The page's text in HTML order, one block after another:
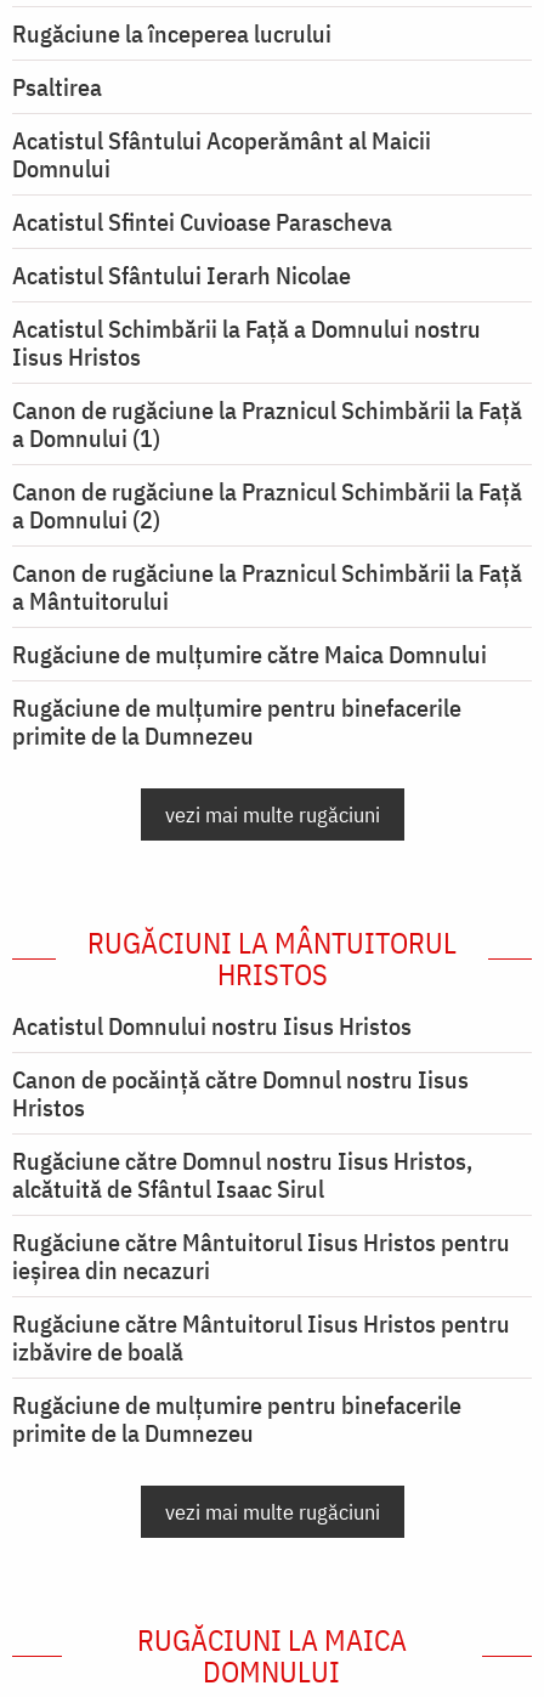
Rugăciune la începerea lucrului
Psaltirea
Acatistul Sfântului Acoperământ al Maicii
Domnului
Acatistul Sfintei Cuvioase Parascheva
Acatistul Sfântului Ierarh Nicolae
Acatistul Schimbării la Faţă a Domnului nostru
Iisus Hristos
Canon de rugăciune la Praznicul Schimbării la Faţă
a Domnului (1)
Canon de rugăciune la Praznicul Schimbării la Faţă
a Domnului (2)
Canon de rugăciune la Praznicul Schimbării la Față
a Mântuitorului
Rugăciune de mulţumire către Maica Domnului
Rugăciune de mulțumire pentru binefacerile
primite de la Dumnezeu
vezi mai multe rugăciuni
RUGĂCIUNI LA MÂNTUITORUL
HRISTOS
Acatistul Domnului nostru Iisus Hristos
Canon de pocăință către Domnul nostru Iisus
Hristos
Rugăciune către Domnul nostru Iisus Hristos,
alcătuită de Sfântul Isaac Sirul
Rugăciune către Mântuitorul Iisus Hristos pentru
ieşirea din necazuri
Rugăciune către Mântuitorul Iisus Hristos pentru
izbăvire de boală
Rugăciune de mulțumire pentru binefacerile
primite de la Dumnezeu
vezi mai multe rugăciuni
RUGĂCIUNI LA MAICA
DOMNULUI